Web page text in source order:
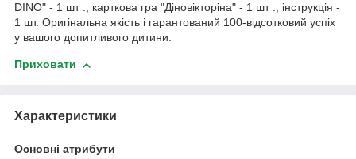
DINO" - 1 шт .; карткова гра "Діновікторіна" - 1 шт .; інструкція -
1 шт. Оригінальна якість і гарантований 100-відсотковий успіх
у вашого допитливого дитини.
Приховати
Характеристики
Основні атрибути